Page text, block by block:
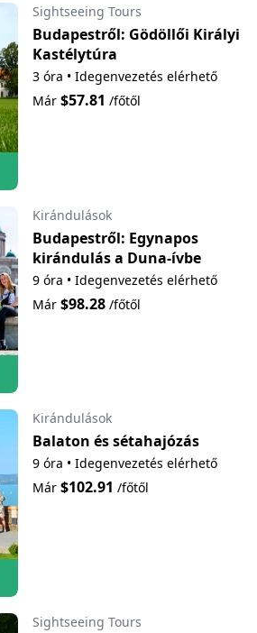
Sightseeing Tours
Budapestről: Gödöllői Királyi
Kastélytúra
3 óra • Idegenvezetés elérhető
Már $57.81 /főtől
Kirándulások
Budapestről: Egynapos
kirándulás a Duna-ívbe
9 óra • Idegenvezetés elérhető
Már $98.28/főtől
Kirándulások
Balaton és sétahajózás
9 óra • Idegenvezetés elérhető
Már $102.91 /főtől
Sightseeing Tours